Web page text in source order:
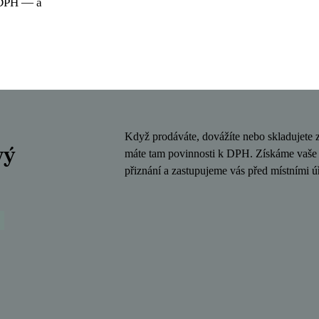
Když prodáváte, dovážíte nebo skladujete
máte tam povinnosti k DPH. Získáme
přiznání a zastupujeme vás před místními